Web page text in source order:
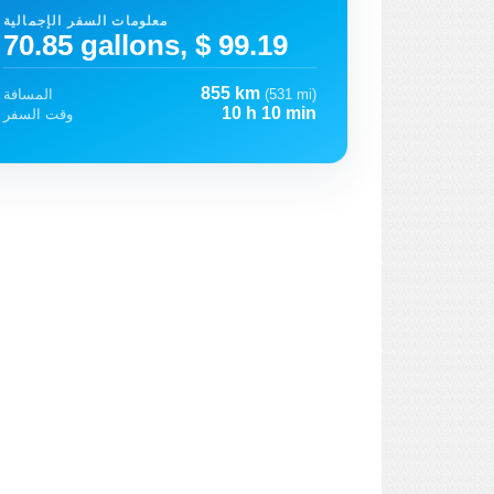
معلومات السفر الإجمالية
70.85 gallons, $ 99.19
المسافة 855 km (531 mi)
وقت السفر
10 h 10 min